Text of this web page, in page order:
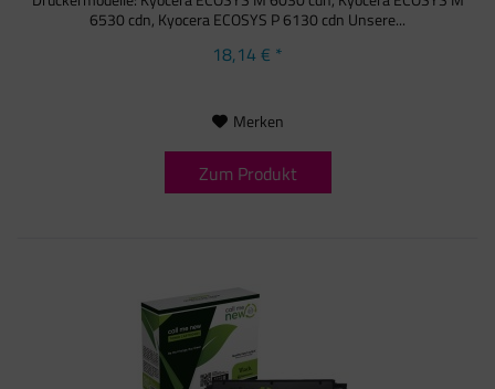
6530 cdn, Kyocera ECOSYS P 6130 cdn Unsere...
18,14 € *
Merken
Zum Produkt